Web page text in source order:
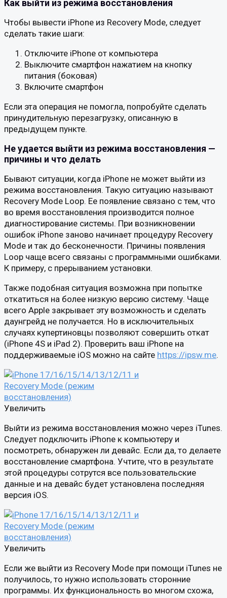
Как выйти из режима восстановления
Чтобы вывести iPhone из Recovery Mode, следует
сделать такие шаги:
Отключите iPhone от компьютера
Выключите смартфон нажатием на кнопку
питания (боковая)
Включите смартфон
Если эта операция не помогла, попробуйте сделать
принудительную перезагрузку, описанную в
предыдущем пункте.
Не удается выйти из режима восстановления —
причины и что делать
Бывают ситуации, когда iPhone не может выйти из
режима восстановления. Такую ситуацию называют
Recovery Mode Loop. Ее появление связано с тем, что
во время восстановления производится полное
диагностирование системы. При возникновении
ошибок iPhone заново начинает процедуру Recovery
Mode и так до бесконечности. Причины появления
Loop чаще всего связаны с программными ошибками.
К примеру, с прерыванием установки.
Также подобная ситуация возможна при попытке
откатиться на более низкую версию систему. Чаще
всего Apple закрывает эту возможность и сделать
даунгрейд не получается. Но в исключительных
случаях купертиновцы позволяют совершить откат
(iPhone 4S и iPad 2). Проверить ваш iPhone на
поддерживаемые iOS можно на сайте https://ipsw.me.
Увеличить
Выйти из режима восстановления можно через iTunes.
Следует подключить iPhone к компьютеру и
посмотреть, обнаружен ли девайс. Если да, то делаете
восстановление смартфона. Учтите, что в результате
этой процедуры сотрутся все пользовательские
данные и на девайс будет установлена последняя
версия iOS.
Увеличить
Если же выйти из Recovery Mode при помощи iTunes не
получилось, то нужно использовать сторонние
программы. Их функциональность во многом схожа,